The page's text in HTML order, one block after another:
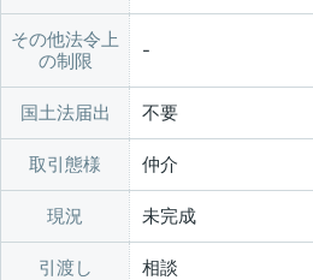
その他法令上
の制限
国土法届出 不要
取引態様 仲介
現況 未完成
引渡し 相談